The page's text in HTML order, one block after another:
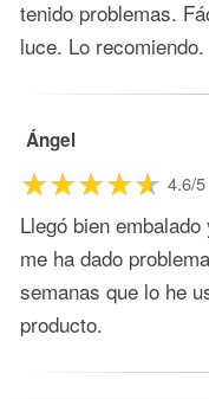
tenido problemas.
luce. Lo recomiendo.
Ángel
4.6/5
Llegó bien
me ha dado
semanas que lo he
producto.